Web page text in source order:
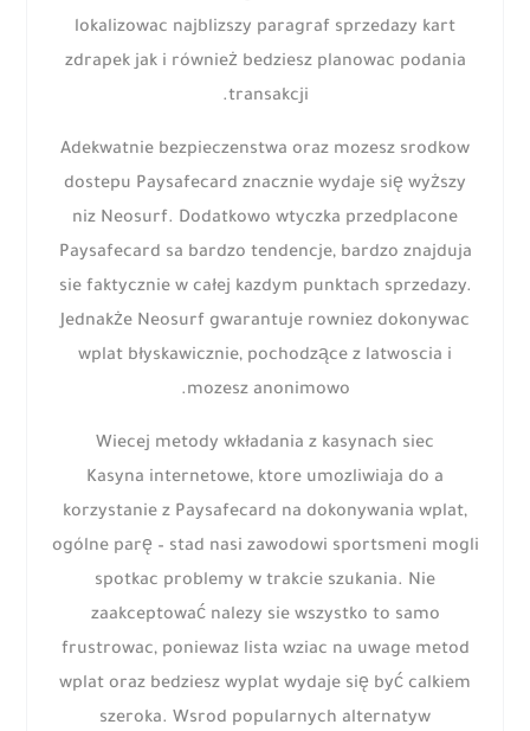
lokalizowac najblizszy paragraf sprzedazy kart
zdrapek jak i również bedziesz planowac podania
transakcji.
Adekwatnie bezpieczenstwa oraz mozesz srodkow
dostepu Paysafecard znacznie wydaje się wyższy
niz Neosurf. Dodatkowo wtyczka przedplacone
Paysafecard sa bardzo tendencje, bardzo znajduja
sie faktycznie w całej kazdym punktach sprzedazy.
Jednakże Neosurf gwarantuje rowniez dokonywac
wplat błyskawicznie, pochodzące z latwoscia i
mozesz anonimowo.
Wiecej metody wkładania z kasynach siec
Kasyna internetowe, ktore umozliwiaja do a
korzystanie z Paysafecard na dokonywania wplat,
ogólne parę – stad nasi zawodowi sportsmeni mogli
spotkac problemy w trakcie szukania. Nie
zaakceptować nalezy sie wszystko to samo
frustrowac, poniewaz lista wziac na uwage metod
wplat oraz bedziesz wyplat wydaje się być calkiem
szeroka. Wsrod popularnych alternatyw